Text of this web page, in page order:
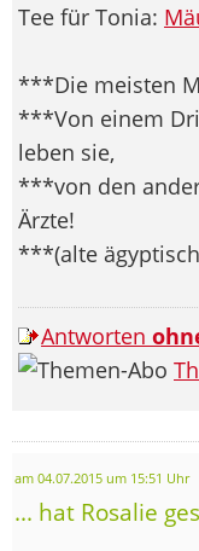
Tee für Tonia:
***Die meisten
***Von einem
leben sie,
***von den
Ärzte!
***(alte
Antworten
am 04.07.2015 um 15:51 Uhr
... hat Rosalie